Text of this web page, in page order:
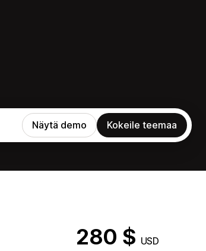
Näytä demo Kokeile teemaa
280 $ USD